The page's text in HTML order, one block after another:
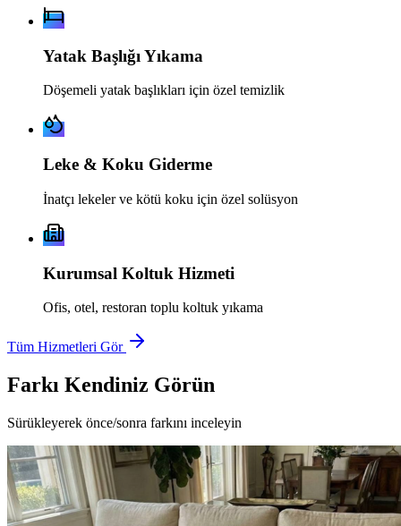
Yatak Başlığı Yıkama
Döşemeli yatak başlıkları için özel temizlik
Leke & Koku Giderme
İnatçı lekeler ve kötü koku için özel solüsyon
Kurumsal Koltuk Hizmeti
Ofis, otel, restoran toplu koltuk yıkama
Tüm Hizmetleri Gör
Farkı Kendiniz Görün
Sürükleyerek önce/sonra farkını inceleyin